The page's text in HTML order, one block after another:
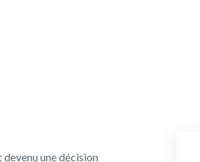
devenu une décision